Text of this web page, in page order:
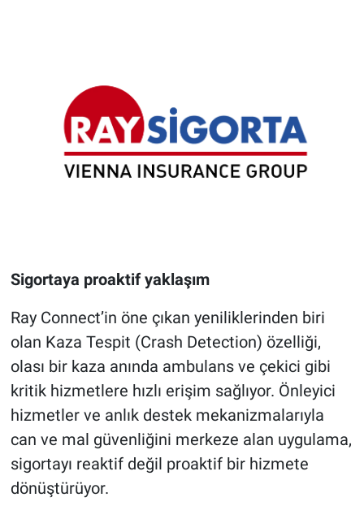
Sigortaya proaktif yaklaşım
Ray Connect’in öne çıkan yeniliklerinden biri
olan Kaza Tespit (Crash Detection) özelliği,
olası bir kaza anında ambulans ve çekici gibi
kritik hizmetlere hızlı erişim sağlıyor. Önleyici
hizmetler ve anlık destek mekanizmalarıyla
can ve mal güvenliğini merkeze alan uygulama,
sigortayı reaktif değil proaktif bir hizmete
dönüştürüyor.